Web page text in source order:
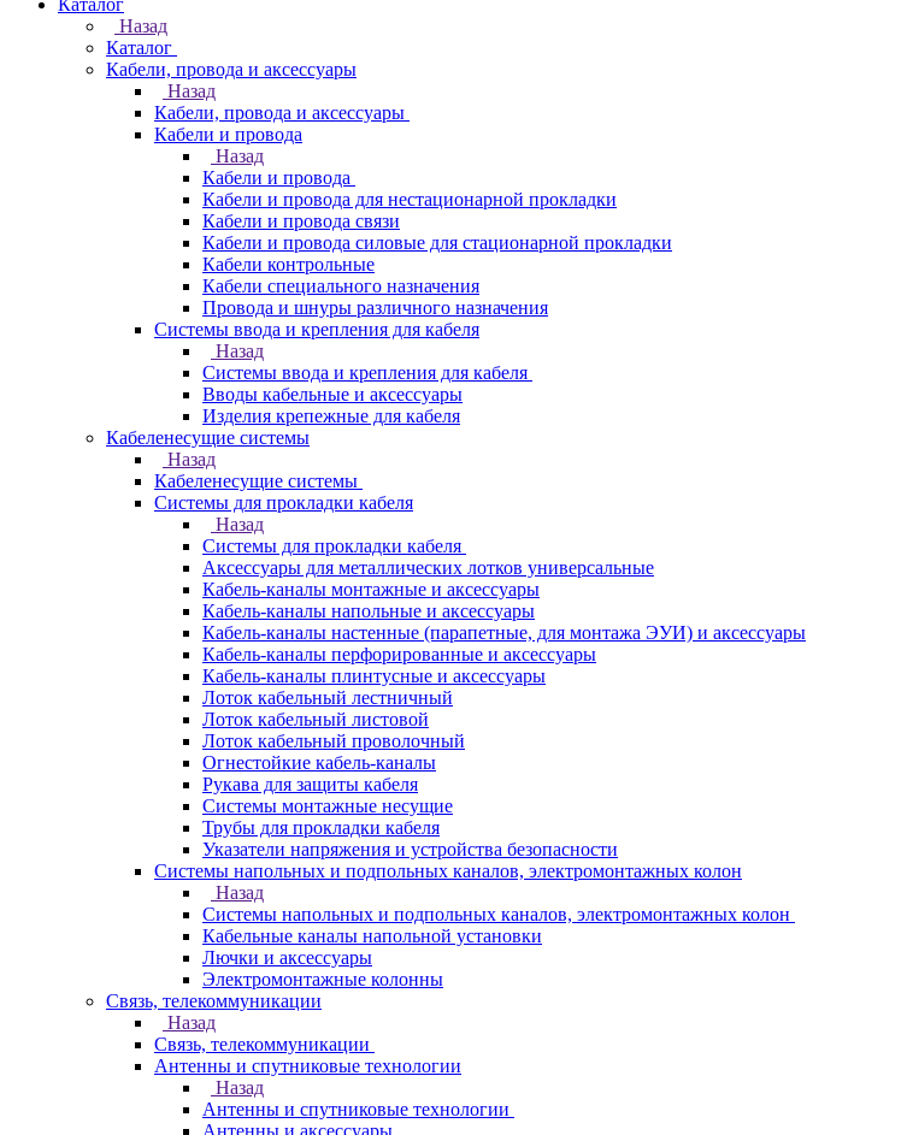
Каталог
Назад
Каталог
Кабели, провода и аксессуары
Назад
Кабели, провода и аксессуары
Кабели и провода
Назад
Кабели и провода
Кабели и провода для нестационарной прокладки
Кабели и провода связи
Кабели и провода силовые для стационарной прокладки
Кабели контрольные
Кабели специального назначения
Провода и шнуры различного назначения
Системы ввода и крепления для кабеля
Назад
Системы ввода и крепления для кабеля
Вводы кабельные и аксессуары
Изделия крепежные для кабеля
Кабеленесущие системы
Назад
Кабеленесущие системы
Системы для прокладки кабеля
Назад
Системы для прокладки кабеля
Аксессуары для металлических лотков универсальные
Кабель-каналы монтажные и аксессуары
Кабель-каналы напольные и аксессуары
Кабель-каналы настенные (парапетные, для монтажа ЭУИ) и аксессуары
Кабель-каналы перфорированные и аксессуары
Кабель-каналы плинтусные и аксессуары
Лоток кабельный лестничный
Лоток кабельный листовой
Лоток кабельный проволочный
Огнестойкие кабель-каналы
Рукава для защиты кабеля
Системы монтажные несущие
Трубы для прокладки кабеля
Указатели напряжения и устройства безопасности
Системы напольных и подпольных каналов, электромонтажных колон
Назад
Системы напольных и подпольных каналов, электромонтажных колон
Кабельные каналы напольной установки
Лючки и аксессуары
Электромонтажные колонны
Связь, телекоммуникации
Назад
Связь, телекоммуникации
Антенны и спутниковые технологии
Назад
Антенны и спутниковые технологии
Антенны и аксессуары